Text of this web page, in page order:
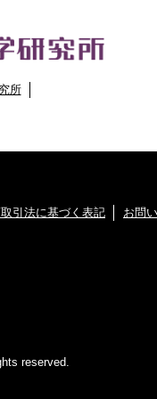
所
引法に基づく表記 お問
reserved.